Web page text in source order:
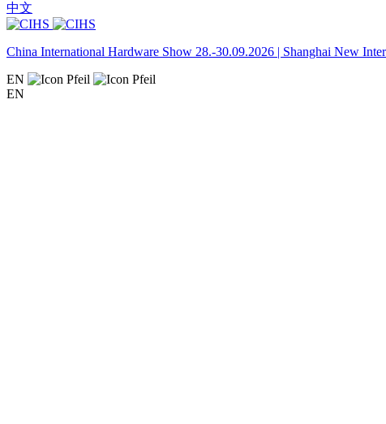
中文
China International Hardware Show 28.-30.09.2026 | Shanghai New
EN
EN